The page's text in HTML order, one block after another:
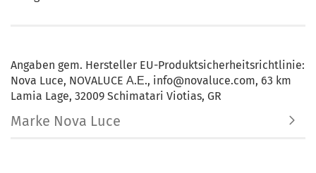
Angaben gem. Hersteller EU-Produktsicherheitsrichtlinie:
Nova Luce, NOVALUCE Α.Ε., info@novaluce.com, 63 km
Lamia Lage, 32009 Schimatari Viotias, GR
Marke Nova Luce